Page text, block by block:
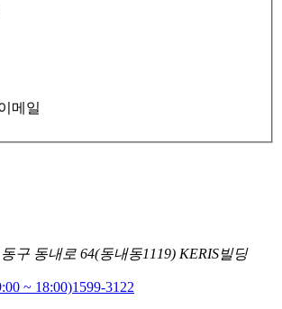
메일
구 동내로 64(동내동1119) KERIS빌딩
~ 18:00)1599-3122